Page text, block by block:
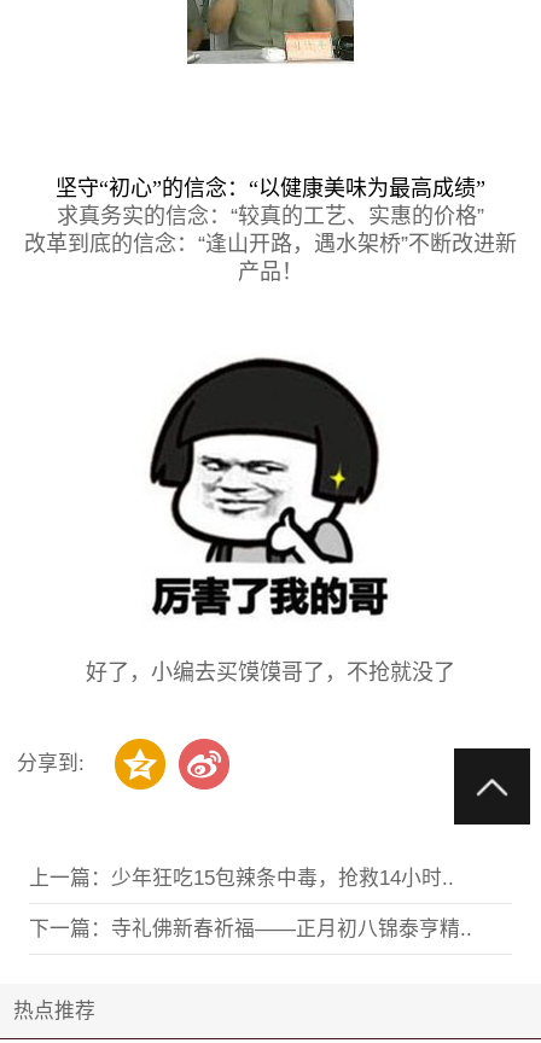
坚守“初心”的信念：“以健康美味为最高成绩”
求真务实的信念：“较真的工艺、实惠的价格”
改革到底的信念：“逢山开路，遇水架桥”不断改进新
产品！
好了，小编去买馍馍哥了，不抢就没了
分享到:
上一篇： 少年狂吃15包辣条中毒，抢救14小时..
下一篇： 寺礼佛新春祈福——正月初八锦泰亨精..
热点推荐